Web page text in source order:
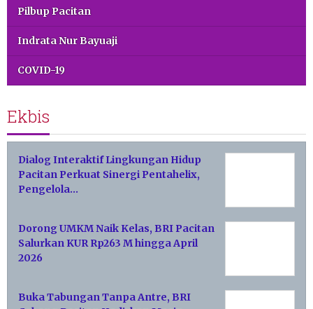
Pilbup Pacitan
Indrata Nur Bayuaji
COVID-19
Ekbis
Dialog Interaktif Lingkungan Hidup
Pacitan Perkuat Sinergi Pentahelix,
Pengelola…
Dorong UMKM Naik Kelas, BRI Pacitan
Salurkan KUR Rp263 M hingga April
2026
Buka Tabungan Tanpa Antre, BRI